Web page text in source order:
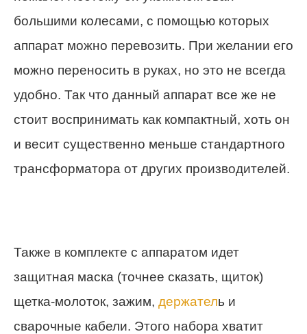
большими колесами, с помощью которых
аппарат можно перевозить. При желании его
можно переносить в руках, но это не всегда
удобно. Так что данный аппарат все же не
стоит воспринимать как компактный, хоть он
и весит существенно меньше стандартного
трансформатора от других производителей.
Также в комплекте с аппаратом идет
защитная маска (точнее сказать, щиток)
щетка-молоток, зажим, держатель и
сварочные кабели. Этого набора хватит